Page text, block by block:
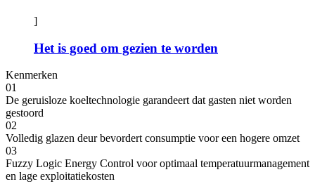
]
Het is goed om gezien te worden
Kenmerken
01
De geruisloze koeltechnologie garandeert dat gasten niet worden
gestoord
02
Volledig glazen deur bevordert consumptie voor een hogere omzet
03
Fuzzy Logic Energy Control voor optimaal temperatuurmanagement
en lage exploitatiekosten